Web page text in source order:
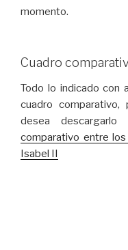
momento.
Cuadro
Todo lo indicado con
cuadro comparativo,
desea
comparativo entre
Isabel II